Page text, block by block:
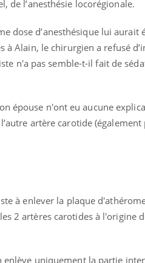
de l’anesthésie locorégionale.
dose d’anesthésique lui aurait
à Alain, le chirurgien a refusé
n'a pas semble-t-il fait de
épouse n'ont eu aucune
artère carotide (également
à enlever la plaque
2 artères carotides à l'origine
uniquement la partie